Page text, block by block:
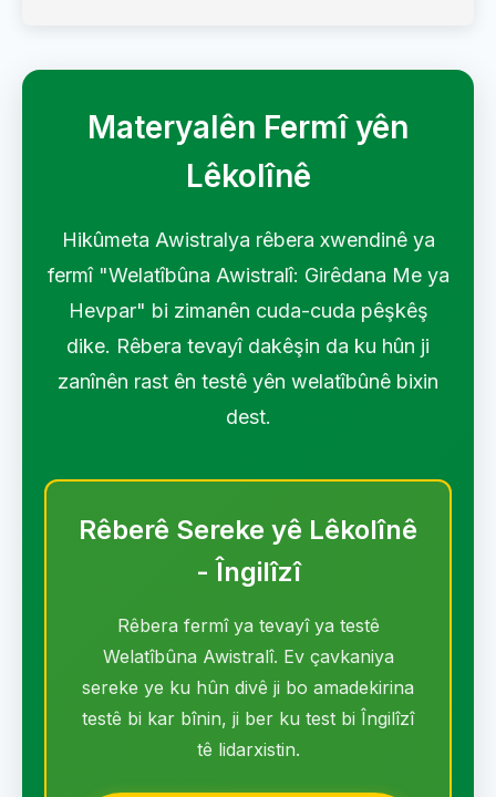
Materyalên Fermî yên
Lêkolînê
Hikûmeta Awistralya rêbera xwendinê ya
fermî "Welatîbûna Awistralî: Girêdana Me ya
Hevpar" bi zimanên cuda-cuda pêşkêş
dike. Rêbera tevayî dakêşin da ku hûn ji
zanînên rast ên testê yên welatîbûnê bixin
dest.
Rêberê Sereke yê Lêkolînê
- Îngilîzî
Rêbera fermî ya tevayî ya testê
Welatîbûna Awistralî. Ev çavkaniya
sereke ye ku hûn divê ji bo amadekirina
testê bi kar bînin, ji ber ku test bi Îngilîzî
tê lidarxistin.